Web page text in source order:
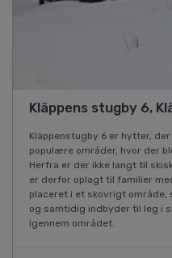
Kläppens stugby 6,
Kläppenstugby 6 er hytter,
populære områder, hvor der
Herfra er der ikke langt til
er derfor oplagt til familier
placeret i et skovrigt område,
og samtidig indbyder til leg i
igennem området.